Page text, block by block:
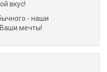
вкус!
- наши
мечты!